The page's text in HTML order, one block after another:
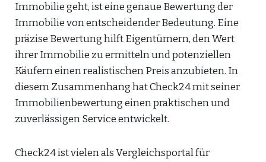
Immobilie geht, ist eine genaue Bewertung der
Immobilie von entscheidender Bedeutung. Eine
präzise Bewertung hilft Eigentümern, den Wert
ihrer Immobilie zu ermitteln und potenziellen
Käufern einen realistischen Preis anzubieten. In
diesem Zusammenhang hat Check24 mit seiner
Immobilienbewertung einen praktischen und
zuverlässigen Service entwickelt.
Check24 ist vielen als Vergleichsportal für